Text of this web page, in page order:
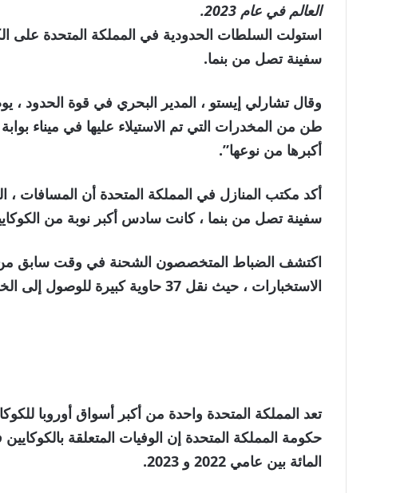
العالم في عام 2023.
سفينة تصل من بنما.
طن من المخدرات التي تم الاستيلاء عليها في ميناء
أكبرها من نوعها”.
أكد مكتب المنازل في المملكة المتحدة أن المسافات ،
سفينة تصل من بنما ، كانت سادس أكبر نوبة من
اكتشف الضباط المتخصصون الشحنة في وقت سابق من
الاستخبارات ، حيث نقل 37 حاوية كبيرة للوصول إلى الخبأ.
تعد المملكة المتحدة واحدة من أكبر أسواق أوروبا
المائة بين عامي 2022 و 2023.